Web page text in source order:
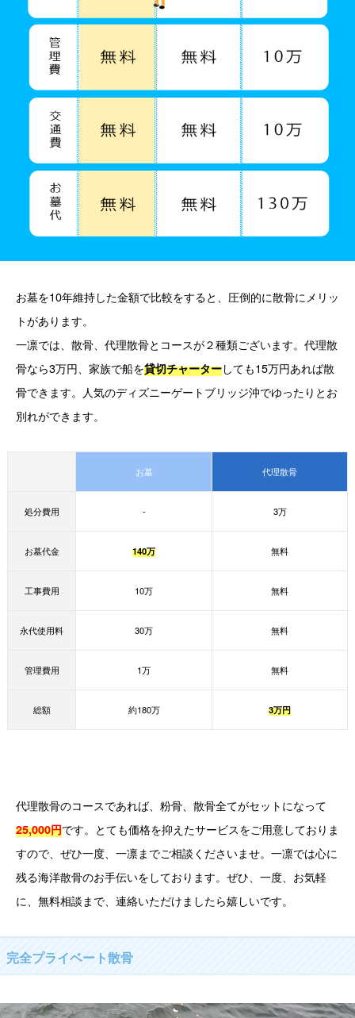
お墓を10年維持した金額で比較をすると、圧倒的に散骨にメリッ
トがあります。
一凛では、散骨、代理散骨とコースが２種類ございます。代理散
骨なら3万円、家族で船を貸切チャーターしても15万円あれば散
骨できます。人気のディズニーゲートブリッジ沖でゆったりとお
別れができます。
お墓 代理散骨
処分費用 - 3万
お墓代金 140万 無料
工事費用 10万 無料
永代使用料 30万 無料
管理費用 1万 無料
総額 約180万 3万円
代理散骨のコースであれば、粉骨、散骨全てがセットになって
25,000円です。とても価格を抑えたサービスをご用意しておりま
すので、ぜひ一度、一凛までご相談くださいませ。一凛では心に
残る海洋散骨のお手伝いをしております。ぜひ、一度、お気軽
に、無料相談まで、連絡いただけましたら嬉しいです。
完全プライベート散骨